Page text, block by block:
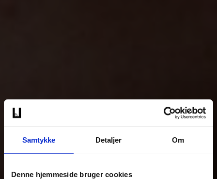
Samtykke Detaljer Om
Denne hjemmeside bruger cookies